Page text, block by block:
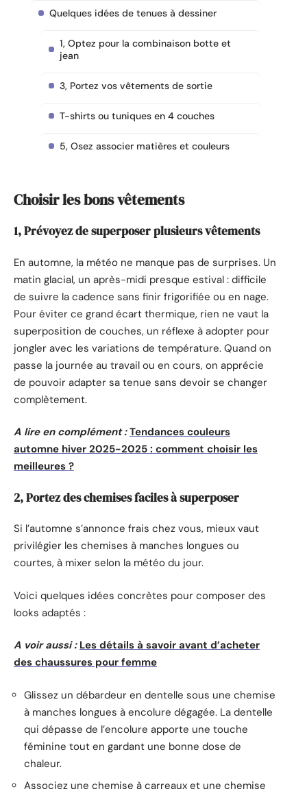
Quelques idées de tenues à dessiner
1, Optez pour la combinaison botte et
jean
3, Portez vos vêtements de sortie
T-shirts ou tuniques en 4 couches
5, Osez associer matières et couleurs
Choisir les bons vêtements
1, Prévoyez de superposer plusieurs vêtements
En automne, la météo ne manque pas de surprises. Un
matin glacial, un après-midi presque estival : difficile
de suivre la cadence sans finir frigorifiée ou en nage.
Pour éviter ce grand écart thermique, rien ne vaut la
superposition de couches, un réflexe à adopter pour
jongler avec les variations de température. Quand on
passe la journée au travail ou en cours, on apprécie
de pouvoir adapter sa tenue sans devoir se changer
complètement.
A lire en complément : Tendances couleurs
automne hiver 2025-2025 : comment choisir les
meilleures ?
2, Portez des chemises faciles à superposer
Si l’automne s’annonce frais chez vous, mieux vaut
privilégier les chemises à manches longues ou
courtes, à mixer selon la météo du jour.
Voici quelques idées concrètes pour composer des
looks adaptés :
A voir aussi : Les détails à savoir avant d’acheter
des chaussures pour femme
Glissez un débardeur en dentelle sous une chemise
à manches longues à encolure dégagée. La dentelle
qui dépasse de l’encolure apporte une touche
féminine tout en gardant une bonne dose de
chaleur.
Associez une chemise à carreaux et une chemise